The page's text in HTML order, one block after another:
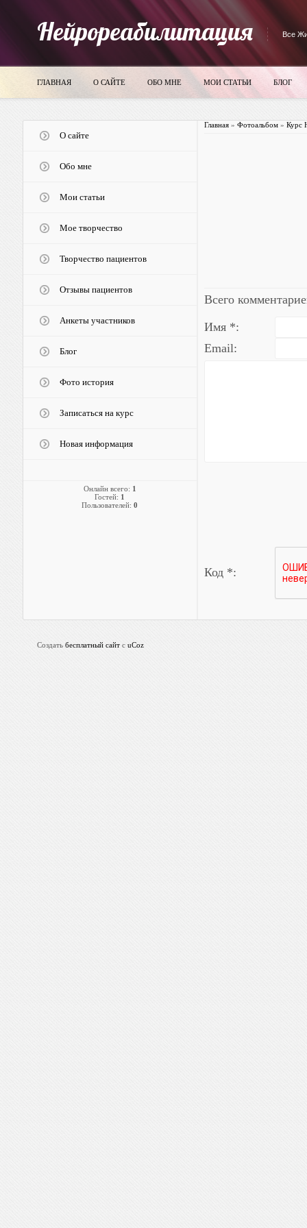
Нейрореабилитация Все
ГЛАВНАЯ О САЙТЕ ОБО МНЕ МОИ СТАТЬИ БЛОГ
О сайте
Обо мне
Мои статьи
Мое творчество
Творчество пациентов
Отзывы пациентов
Анкеты участников
Блог
Фото история
Записаться на курс
Новая информация
Онлайн всего: 1
Гостей: 1
Пользователей: 0
Главная» Фотоальбом» Курс
Всего
Имя *:
Email:
Код *:
Создать бесплатный сайт с uCoz